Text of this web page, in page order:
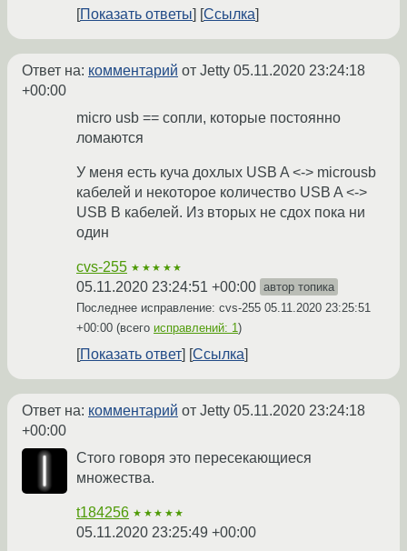
Показать ответы Ссылка
Ответ на: комментарий от Jetty 05.11.2020 23:24:18
+00:00
micro usb == сопли, которые постоянно
ломаются
У меня есть куча дохлых USB A <-> microusb
кабелей и некоторое количество USB A <->
USB B кабелей. Из вторых не сдох пока ни
один
cvs-255 ★★★★★
05.11.2020 23:24:51 +00:00 автор топика
Последнее исправление: cvs-255 05.11.2020 23:25:51
+00:00 (всего исправлений: 1)
Показать ответ Ссылка
Ответ на: комментарий от Jetty 05.11.2020 23:24:18
+00:00
Стого говоря это пересекающиеся
множества.
t184256 ★★★★★
05.11.2020 23:25:49 +00:00